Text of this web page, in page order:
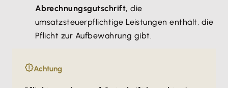
Abrechnungsgutschrift, die
umsatzsteuerpflichtige Leistungen enthält, die
Pflicht zur Aufbewahrung gibt.
Achtung